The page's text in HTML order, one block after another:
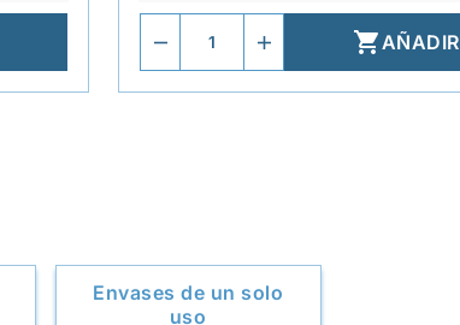
AÑADIR
Envases de un solo
uso